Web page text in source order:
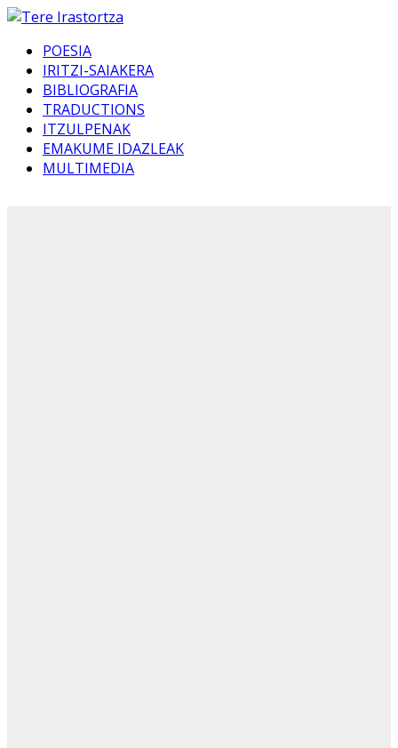
POESIA
IRITZI-SAIAKERA
BIBLIOGRAFIA
TRADUCTIONS
ITZULPENAK
EMAKUME IDAZLEAK
MULTIMEDIA